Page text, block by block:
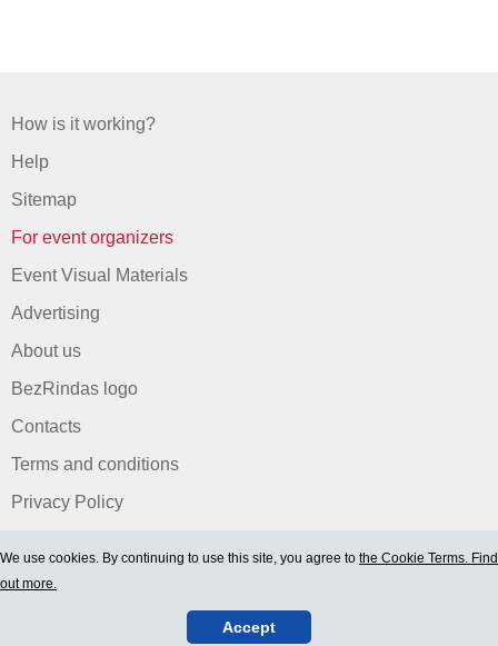
How is it working?
Help
Sitemap
For event organizers
Event Visual Materials
Advertising
About us
BezRindas logo
Contacts
Terms and conditions
Privacy Policy
We use cookies. By continuing to use this site, you agree to the Cookie Terms. Find
out more.
Accept